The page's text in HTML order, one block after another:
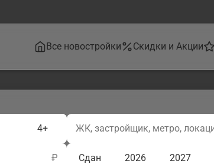
Все новостройки Скидки и Акции
4+
₽ Сдан 2026 2027